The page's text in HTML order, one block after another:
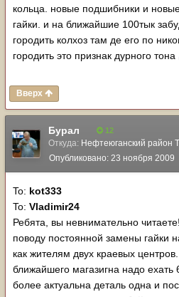
кольца. новые подшибники и
гайки. и на ближайшие 100тык
городить колхоз там де его по
городить это признак дурного тона
Вверх
Бурал 12
Откуда: Нефтеюганский район
Опубликовано: 23 ноября 2009
To: kot333
To: Vladimir24
Ребята, вы невнимательно
поводу постоянной замены гайки
как жителям двух краевых
ближайшего магазигна надо
более актуальна деталь одна и